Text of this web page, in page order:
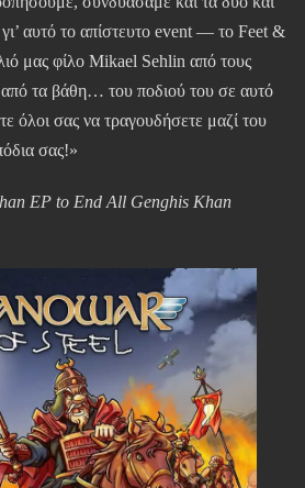
αυτό το απίστευτο event — το Feet &
μας φίλο Mikael Sehlin από τους
τα βάθη… του ποδιού του σε αυτό
όλοι σας να τραγουδήσετε μαζί του
σας!»
EP to End All Genghis Khan